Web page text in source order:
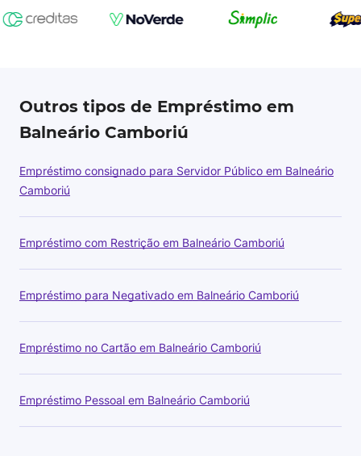
Outros tipos de Empréstimo em
Balneário Camboriú
Empréstimo consignado para Servidor Público em Balneário
Camboriú
Empréstimo com Restrição em Balneário Camboriú
Empréstimo para Negativado em Balneário Camboriú
Empréstimo no Cartão em Balneário Camboriú
Empréstimo Pessoal em Balneário Camboriú